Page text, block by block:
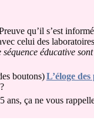
qu’il s’est
celui des
éducative sont
boutons)L’éloge des
ans, ça ne vous